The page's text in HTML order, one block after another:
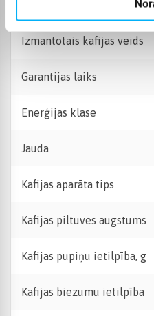
Pievienojas ūdens padevei
Izmantotais kafijas veids
Garantijas laiks
Enerģijas klase
Jauda
Kafijas aparāta tips
Kafijas piltuves augstums
Kafijas pupiņu ietilpība, g
Kafijas biezumu ietilpība